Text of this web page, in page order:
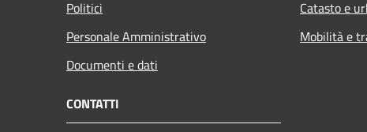
Politici
Personale Amministrativo
Documenti e dati
Catasto e
Mobilità e
CONTATTI